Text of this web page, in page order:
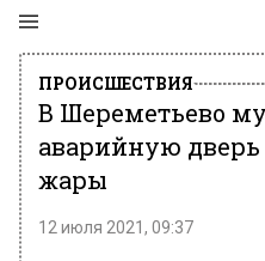
ПРОИСШЕСТВИЯ
В Шереметьево
аварийную дверь
жары
12 июля 2021, 09:37